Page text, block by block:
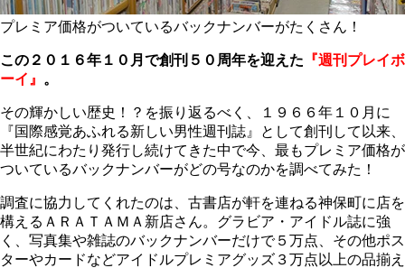
プレミア価格がついているバックナンバーがたくさん！
この２０１６年１０月で創刊５０周年を迎えた 『週刊プレイボ
ーイ』 。
その輝かしい歴史！？を振り返るべく、１９６６年１０月に
『国際感覚あふれる新しい男性週刊誌』として創刊して以来、
半世紀にわたり発行し続けてきた中で今、最もプレミア価格が
ついているバックナンバーがどの号なのかを調べてみた！
調査に協力してくれたのは、古書店が軒を連ねる神保町に店を
構えるＡＲＡＴＡＭＡ新店さん。グラビア・アイドル誌に強
く、写真集や雑誌のバックナンバーだけで５万点、その他ポス
ターやカードなどアイドルプレミアグッズ３万点以上の品揃え